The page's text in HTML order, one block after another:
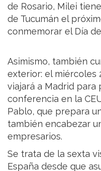
de Rosario, Milei
de Tucumán el
conmemorar el Día
Asimismo, también
exterior: el miércoles
viajará a Madrid para
conferencia en la
Pablo, que prepara
también encabezar
empresarios.
Se trata de la sexta
España desde que